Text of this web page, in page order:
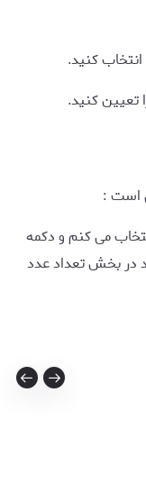
کنید.
کنید.
را انتخاب می کنم و دکمه
در بخش تعداد عدد